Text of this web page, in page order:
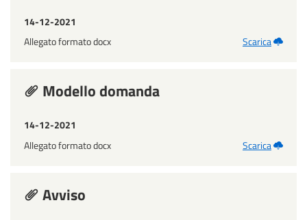
14-12-2021
Allegato formato docx
Scarica
Modello domanda
14-12-2021
Allegato formato docx
Scarica
Avviso